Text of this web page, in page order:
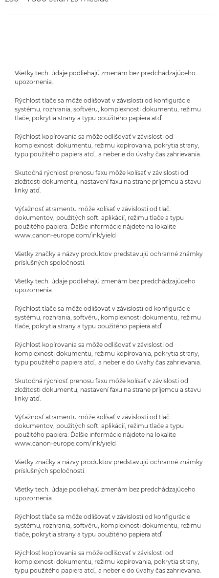
Všetky tech. údaje podliehajú zmenám bez predchádzajúceho
upozornenia.
Rýchlosť tlače sa môže odlišovať v závislosti od konfigurácie
systému, rozhrania, softvéru, komplexnosti dokumentu, režimu
tlače, pokrytia strany a typu použitého papiera atď.
Rýchlosť kopírovania sa môže odlišovať v závislosti od
komplexnosti dokumentu, režimu kopírovania, pokrytia strany,
typu použitého papiera atď., a neberie do úvahy čas zahrievania.
Skutočná rýchlosť prenosu faxu môže kolísať v závislosti od
zložitosti dokumentu, nastavení faxu na strane príjemcu a stavu
linky atď.
Výťažnosť atramentu môže kolísať v závislosti od tlač.
dokumentov, použitých soft. aplikácií, režimu tlače a typu
použitého papiera. Ďalšie informácie nájdete na lokalite
www.canon-europe.com/ink/yield
Všetky značky a názvy produktov predstavujú ochranné známky
príslušných spoločností.
Všetky tech. údaje podliehajú zmenám bez predchádzajúceho
upozornenia.
Rýchlosť tlače sa môže odlišovať v závislosti od konfigurácie
systému, rozhrania, softvéru, komplexnosti dokumentu, režimu
tlače, pokrytia strany a typu použitého papiera atď.
Rýchlosť kopírovania sa môže odlišovať v závislosti od
komplexnosti dokumentu, režimu kopírovania, pokrytia strany,
typu použitého papiera atď., a neberie do úvahy čas zahrievania.
Skutočná rýchlosť prenosu faxu môže kolísať v závislosti od
zložitosti dokumentu, nastavení faxu na strane príjemcu a stavu
linky atď.
Výťažnosť atramentu môže kolísať v závislosti od tlač.
dokumentov, použitých soft. aplikácií, režimu tlače a typu
použitého papiera. Ďalšie informácie nájdete na lokalite
www.canon-europe.com/ink/yield
Všetky značky a názvy produktov predstavujú ochranné známky
príslušných spoločností.
Všetky tech. údaje podliehajú zmenám bez predchádzajúceho
upozornenia.
Rýchlosť tlače sa môže odlišovať v závislosti od konfigurácie
systému, rozhrania, softvéru, komplexnosti dokumentu, režimu
tlače, pokrytia strany a typu použitého papiera atď.
Rýchlosť kopírovania sa môže odlišovať v závislosti od
komplexnosti dokumentu, režimu kopírovania, pokrytia strany,
typu použitého papiera atď., a neberie do úvahy čas zahrievania.